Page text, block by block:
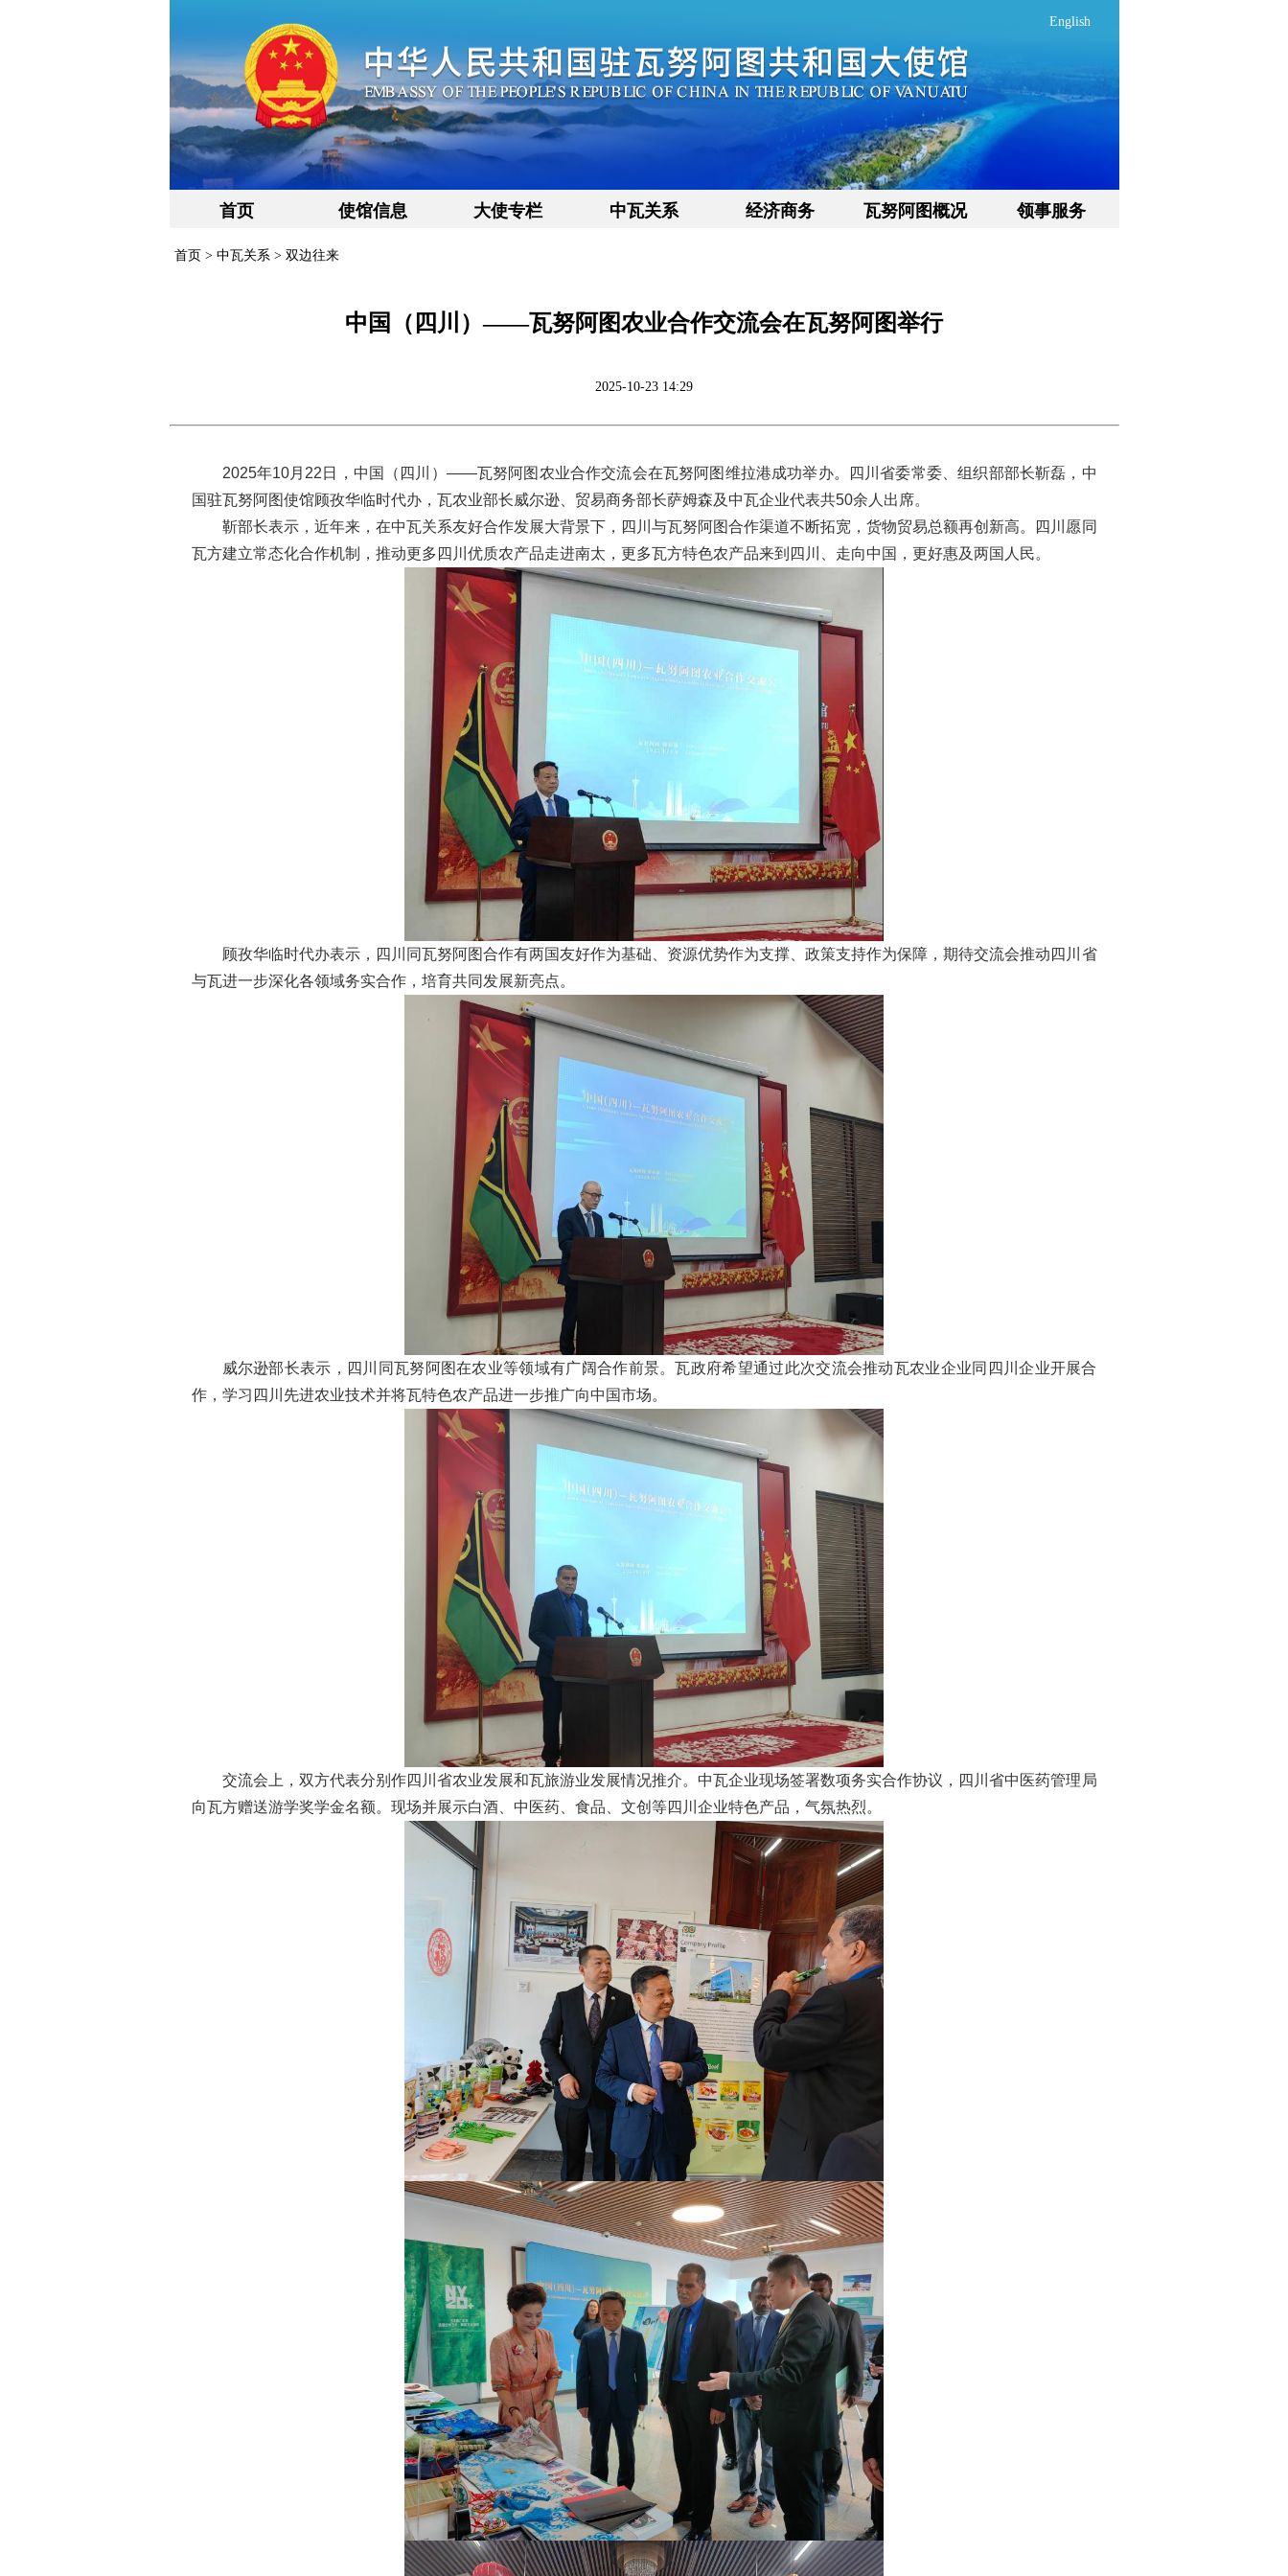
English
首页 使馆信息 大使专栏 中瓦关系 经济商务 瓦努阿图概况 领事服务
首页 > 中瓦关系> 双边往来
中国（四川）——瓦努阿图农业合作交流会在瓦努阿图举行
2025-10-23 14:29
2025年10月 22 日 ， 中国（四川） ——瓦努阿图农业合作交流会在瓦努阿图维拉港成功举办。四川省委常委、组织部部长靳磊，中
国驻瓦努阿图使馆顾孜华临时代办，瓦农业部长威尔逊、贸易商务部长萨姆森及中瓦企业代表共50余人出席。
靳部长表示，近年来，在中瓦关系友好合作发展大背景下，四川与瓦努阿图合作渠道不断拓宽，货物贸易总额再创新高。四川愿同
瓦方建立常态化合作机制，推动更多四川优质农产品走进南太，更多瓦方特色农产品来到四川、走向中国，更好惠及两国人民。
顾孜华临时代办表示，四川同瓦努阿图合作有两国友好作为基础、资源优势作为支撑、政策支持作为保障，期待交流会推动四川省
与瓦进一步深化各领域务实合作，培育共同发展新亮点。
威尔逊部长表示，四川同瓦努阿图在农业等领域有广阔合作前景。瓦政府希望通过此次交流会推动瓦农业企业同四川企业开展合
作，学习四川先进农业技术并将瓦特色农产品进一步推广向中国市场。
交流会上，双方代表分别作四川省农业发展和瓦旅游业发展情况推介。中瓦企业现场签署数项务实合作协议，四川省中医药管理局
向瓦方赠送游学奖学金名额。现场并展示白酒、中医药、食品、文创等四川企业特色产品，气氛热烈。